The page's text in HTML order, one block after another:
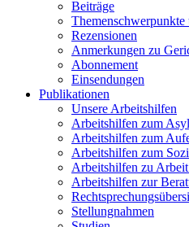
Beiträge
Themenschwerpunkte
Rezensionen
Anmerkungen zu
Abonnement
Einsendungen
Publikationen
Unsere Arbeitshilfen
Arbeitshilfen zum
Arbeitshilfen zum
Arbeitshilfen zum
Arbeitshilfen zu
Arbeitshilfen zur
Stellungnahmen